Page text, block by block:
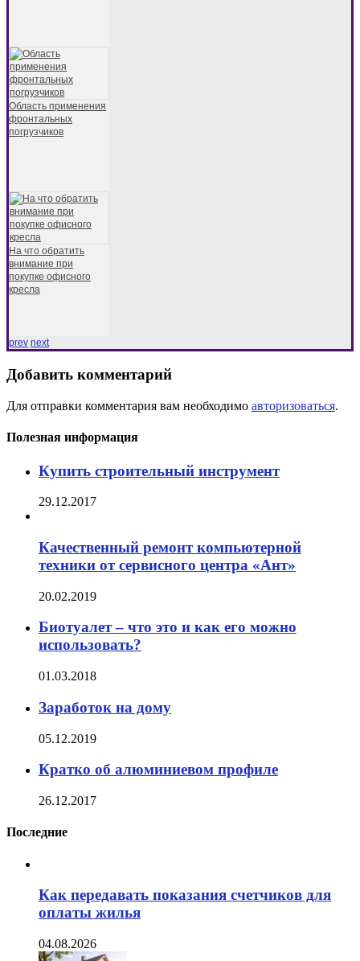
Область применения
фронтальных
погрузчиков
На что обратить
внимание при
покупке офисного
кресла
prev next
Добавить комментарий
Для отправки комментария вам необходимо авторизоваться.
Полезная информация
Купить строительный инструмент
29.12.2017
Качественный ремонт компьютерной
техники от сервисного центра «Ант»
20.02.2019
Биотуалет – что это и как его можно
использовать?
01.03.2018
Заработок на дому
05.12.2019
Кратко об алюминиевом профиле
26.12.2017
Последние
Как передавать показания счетчиков для
оплаты жилья
04.08.2026